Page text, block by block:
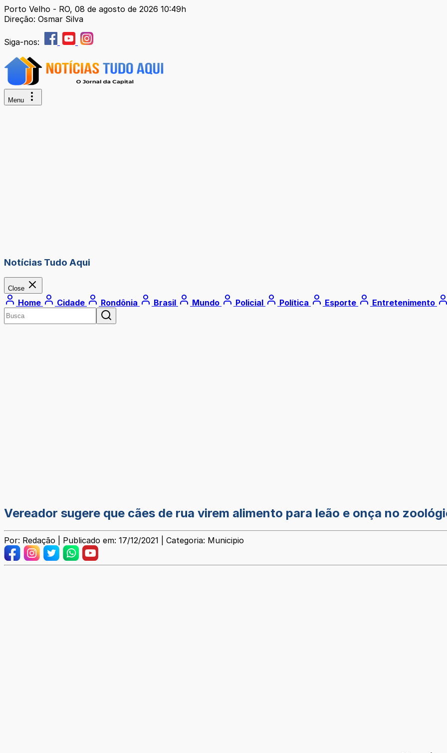
Porto Velho - RO, 08 de agosto de 2026 10:49h
Direção: Osmar Silva
Siga-nos:
Menu
Notícias Tudo Aqui
Close
Home Cidade Rondônia Brasil Mundo Policial Política Esporte Entretenimento
Vereador sugere que cães de rua virem alimento para leão e onça no
Por: Redação | Publicado em: 17/12/2021 | Categoria: Municipio